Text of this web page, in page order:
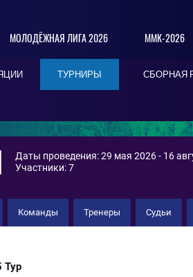
МОЛОДЁЖНАЯ ЛИГА 2026 ММК-2026
ТУРНИРЫ СБОРНАЯ
Даты проведения: 29 мая 2026 - 16
Участники: 7
Команды Тренеры Судьи
Тур